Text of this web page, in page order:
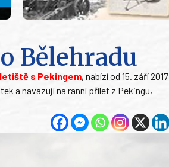
Bělehradu
s Pekingem, nabízí od 15. září 2017
a navazují na ranní přílet z Pekingu,